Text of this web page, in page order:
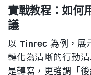
實戰教程：如何
議
以 Tinrec 為例，展
轉化為清晰的行動
是轉寫，更強調「